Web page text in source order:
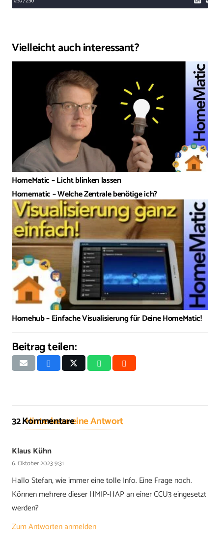
Vielleicht auch interessant?
HomeMatic – Licht blinken lassen
Homematic – Welche Zentrale benötige ich?
Homehub – Einfache Visualisierung für Deine HomeMatic!
Beitrag teilen:
32Kommentare
.Hinterlasse eine Antwort
Klaus Kühn
6. Oktober 2023 9:31
Hallo Stefan, wie immer eine tolle Info. Eine Frage noch.
Können mehrere dieser HMIP-HAP an einer CCU3 eingesetzt
werden?
Zum Antworten anmelden